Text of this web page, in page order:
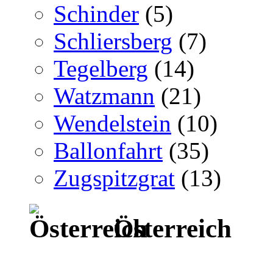
Schinder (5)
Schliersberg (7)
Tegelberg (14)
Watzmann (21)
Wendelstein (10)
Ballonfahrt (35)
Zugspitzgrat (13)
Österreich